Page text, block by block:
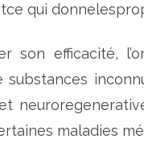
qui
son efficacité,
substances
maladies